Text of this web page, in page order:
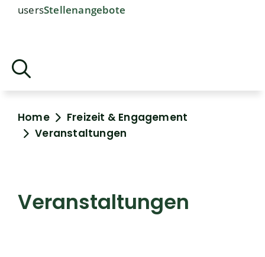
usersStellenangebote
Home
Freizeit & Engagement
Veranstaltungen
Veranstaltungen